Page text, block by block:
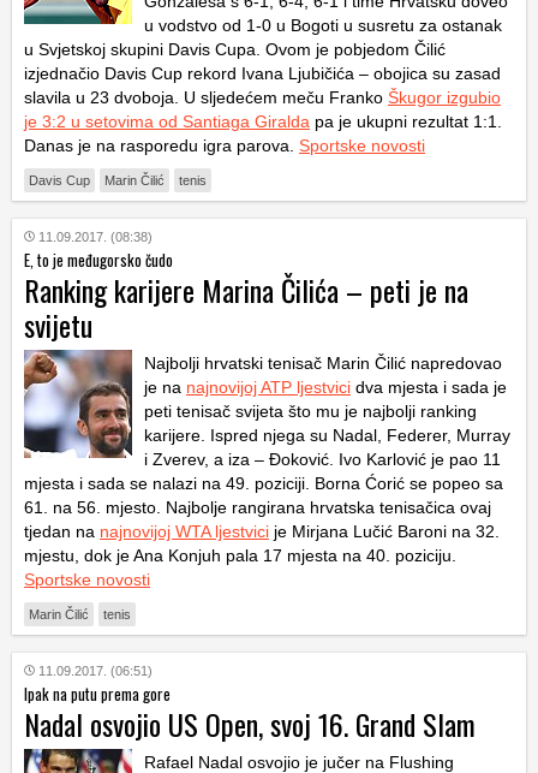
u vodstvo od 1-0 u Bogoti u susretu za ostanak
u Svjetskoj skupini Davis Cupa. Ovom je pobjedom Čilić
izjednačio Davis Cup rekord Ivana Ljubičića – obojica su zasad
slavila u 23 dvoboja. U sljedećem meču Franko Škugor izgubio
je 3:2 u setovima od Santiaga Giralda pa je ukupni rezultat 1:1.
Danas je na rasporedu igra parova. Sportske novosti
Davis Cup Marin Čilić tenis
11.09.2017. (08:38)
E, to je međugorsko čudo
Ranking karijere Marina Čilića – peti je na
svijetu
Najbolji hrvatski tenisač Marin Čilić napredovao
je na najnovijoj ATP ljestvici dva mjesta i sada je
peti tenisač svijeta što mu je najbolji ranking
karijere. Ispred njega su Nadal, Federer, Murray
i Zverev, a iza – Đoković. Ivo Karlović je pao 11
mjesta i sada se nalazi na 49. poziciji. Borna Ćorić se popeo sa
61. na 56. mjesto. Najbolje rangirana hrvatska tenisačica ovaj
tjedan na najnovijoj WTA ljestvici je Mirjana Lučić Baroni na 32.
mjestu, dok je Ana Konjuh pala 17 mjesta na 40. poziciju.
Sportske novosti
Marin Čilić tenis
11.09.2017. (06:51)
Ipak na putu prema gore
Nadal osvojio US Open, svoj 16. Grand Slam
Rafael Nadal osvojio je jučer na Flushing